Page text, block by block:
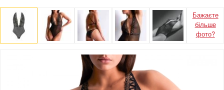
Бажаєте
більше
фото?